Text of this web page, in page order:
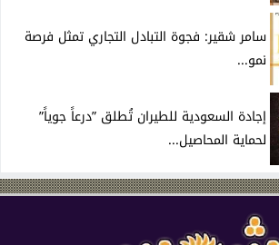
سامر شقير: فجوة التبادل التجاري تمثل فرصة
نمو...
إجادة السعودية للطيران تُطلق ”درعاً جوياً”
لحماية المحاصيل...